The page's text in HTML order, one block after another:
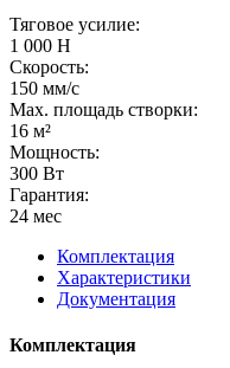
Тяговое усилие:
1 000 Н
Скорость:
150 мм/с
Max. площадь створки:
16 м²
Мощность:
300 Вт
Гарантия:
24 мес
Комплектация
Характеристики
Документация
Комплектация